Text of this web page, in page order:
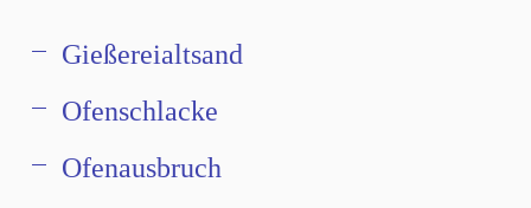
Gießereialtsand
Ofenschlacke
Ofenausbruch